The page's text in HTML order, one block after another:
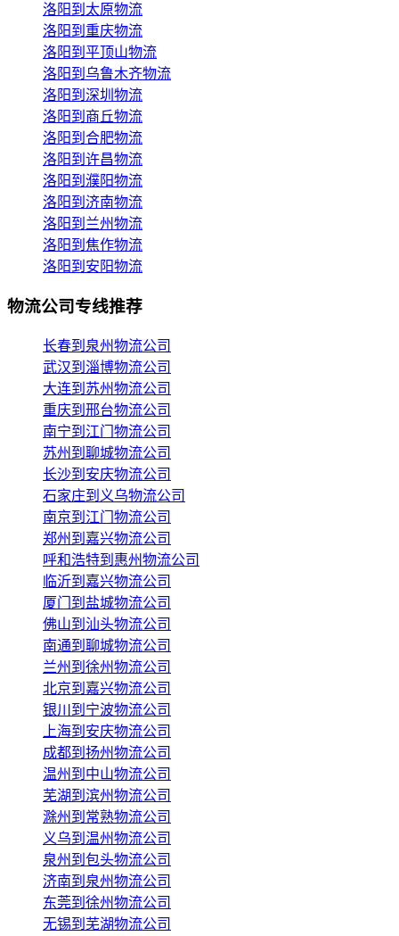
洛阳到太原物流
洛阳到重庆物流
洛阳到平顶山物流
洛阳到乌鲁木齐物流
洛阳到深圳物流
洛阳到商丘物流
洛阳到合肥物流
洛阳到许昌物流
洛阳到濮阳物流
洛阳到济南物流
洛阳到兰州物流
洛阳到焦作物流
洛阳到安阳物流
物流公司专线推荐
长春到泉州物流公司
武汉到淄博物流公司
大连到苏州物流公司
重庆到邢台物流公司
南宁到江门物流公司
苏州到聊城物流公司
长沙到安庆物流公司
石家庄到义乌物流公司
南京到江门物流公司
郑州到嘉兴物流公司
呼和浩特到惠州物流公司
临沂到嘉兴物流公司
厦门到盐城物流公司
佛山到汕头物流公司
南通到聊城物流公司
兰州到徐州物流公司
北京到嘉兴物流公司
银川到宁波物流公司
上海到安庆物流公司
成都到扬州物流公司
温州到中山物流公司
芜湖到滨州物流公司
滁州到常熟物流公司
义乌到温州物流公司
泉州到包头物流公司
济南到泉州物流公司
东莞到徐州物流公司
无锡到芜湖物流公司